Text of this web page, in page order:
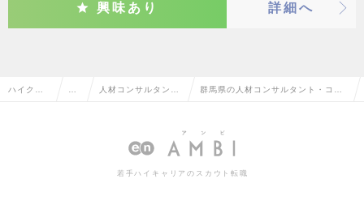
興味あり 詳細へ
ハイクラ 人材コンサルタン 群馬県の人材コンサルタント・コー
若手ハイキャリアのスカウト転職